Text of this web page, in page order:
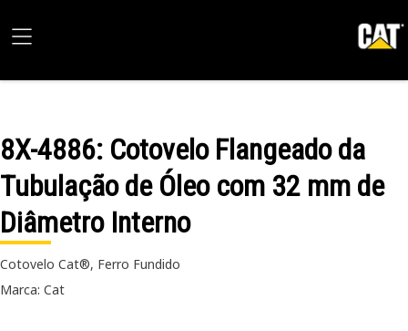
8X-4886: Cotovelo Flangeado da
Tubulação de Óleo com 32 mm de
Diâmetro Interno
Cotovelo Cat®, Ferro Fundido
Marca: Cat